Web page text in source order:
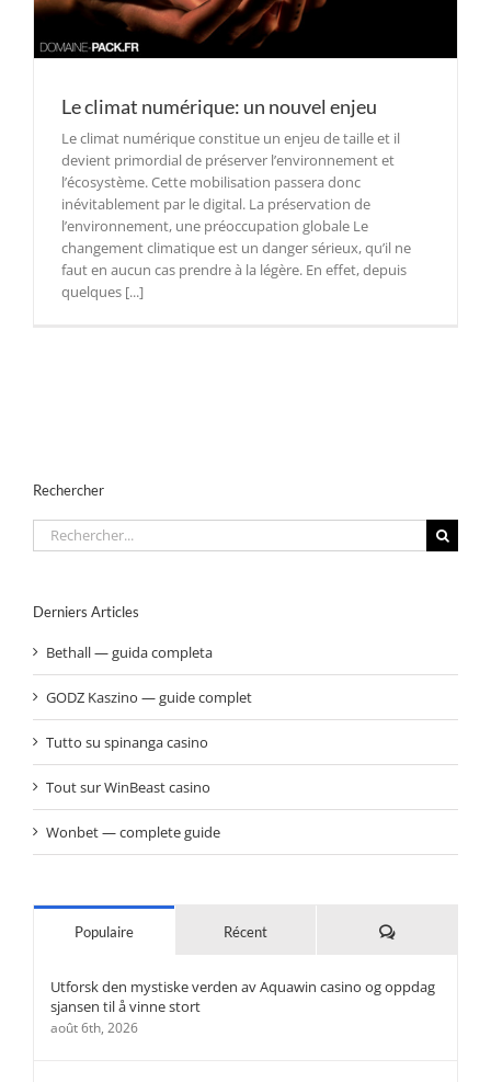
Le climat numérique: un nouvel enjeu
Le climat numérique constitue un enjeu de taille et il
devient primordial de préserver l’environnement et
l’écosystème. Cette mobilisation passera donc
inévitablement par le digital. La préservation de
l’environnement, une préoccupation globale Le
changement climatique est un danger sérieux, qu’il ne
faut en aucun cas prendre à la légère. En effet, depuis
quelques [...]
Rechercher
Rechercher:
Derniers Articles
Bethall — guida completa
GODZ Kaszino — guide complet
Tutto su spinanga casino
Tout sur WinBeast casino
Wonbet — complete guide
Populaire Récent Commentaires
Utforsk den mystiske verden av Aquawin casino og oppdag
sjansen til å vinne stort
août 6th, 2026